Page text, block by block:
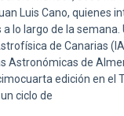
Luis Cano, quienes
lo largo de la semana.
de Canarias
Astronómicas de
edición en el
ciclo de